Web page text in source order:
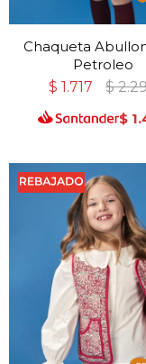
Chaqueta
Petroleo
$ 1.717 $
$